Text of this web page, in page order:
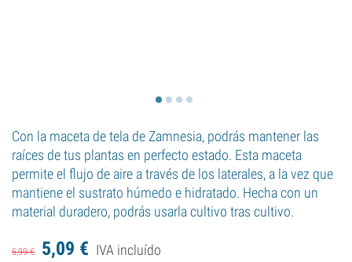
Con la maceta de tela de Zamnesia, podrás mantener las
raíces de tus plantas en perfecto estado. Esta maceta
permite el flujo de aire a través de los laterales, a la vez que
mantiene el sustrato húmedo e hidratado. Hecha con un
material duradero, podrás usarla cultivo tras cultivo.
5,99€ 5,09 € IVA incluído